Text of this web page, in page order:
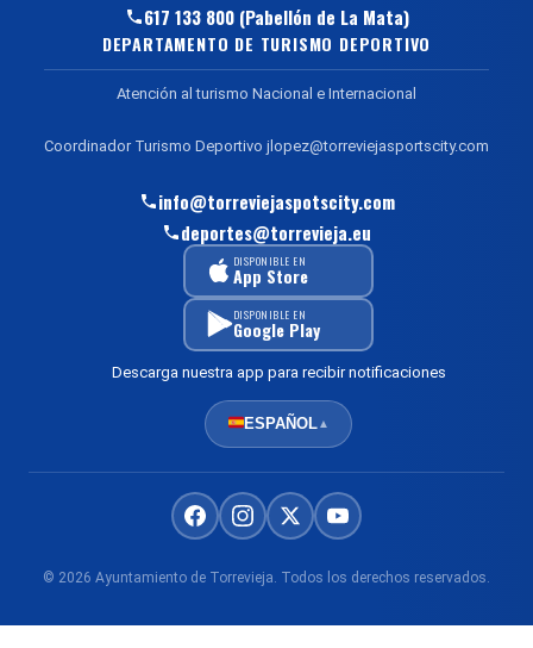
617 133 800 (Pabellón de La Mata)
DEPARTAMENTO DE TURISMO DEPORTIVO
Atención al turismo Nacional e Internacional
Coordinador Turismo Deportivo jlopez@torreviejasportscity.com
info@torreviejaspotscity.com
deportes@torrevieja.eu
DISPONIBLE EN
App Store
DISPONIBLE EN
Google Play
Descarga nuestra app para recibir notificaciones
ESPAÑOL▲
© 2026 Ayuntamiento de Torrevieja. Todos los derechos reservados.